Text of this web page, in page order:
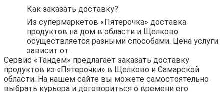
Как заказать доставку?
Из супермаркетов «Пятерочка» доставка
продуктов на дом в области и Щелково
осуществляется разными способами. Цена услуги
зависит от
Сервис «Тандем» предлагает заказать доставку
продуктов из «Пятерочки» в Щелково и Самарской
области. На нашем сайте вы можете самостоятельно
выбрать курьера и договориться о времени его